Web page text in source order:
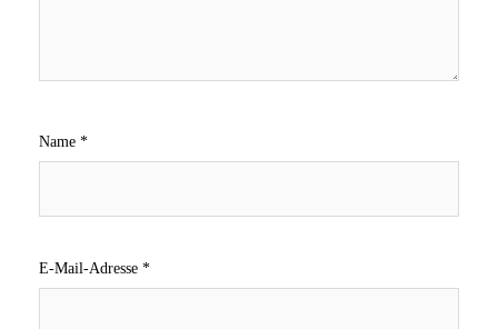
Name *
E-Mail-Adresse *